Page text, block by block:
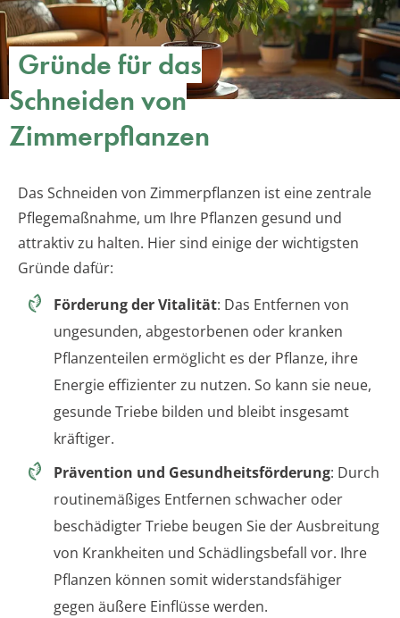
Gründe für das
Schneiden von
Zimmerpflanzen
Das Schneiden von Zimmerpflanzen ist eine zentrale
Pflegemaßnahme, um Ihre Pflanzen gesund und
attraktiv zu halten. Hier sind einige der wichtigsten
Gründe dafür:
Förderung der Vitalität: Das Entfernen von
ungesunden, abgestorbenen oder kranken
Pflanzenteilen ermöglicht es der Pflanze, ihre
Energie effizienter zu nutzen. So kann sie neue,
gesunde Triebe bilden und bleibt insgesamt
kräftiger.
Prävention und Gesundheitsförderung: Durch
routinemäßiges Entfernen schwacher oder
beschädigter Triebe beugen Sie der Ausbreitung
von Krankheiten und Schädlingsbefall vor. Ihre
Pflanzen können somit widerstandsfähiger
gegen äußere Einflüsse werden.